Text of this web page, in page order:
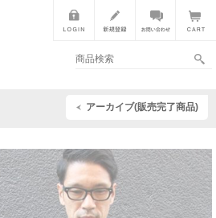
アーカイブ(販売完了商品)